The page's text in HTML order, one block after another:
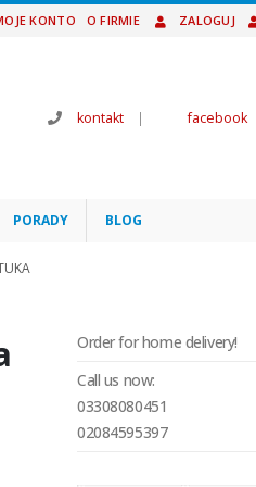
KONTO O FIRMIE ZALOGUJ
kontakt | facebook
PORADY BLOG
Order for home delivery!
Call us now:
03308080451
02084595397